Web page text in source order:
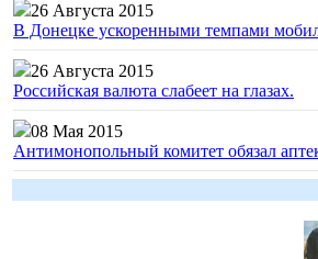
26 Августа 2015
В Донецке ускоренными темпами
26 Августа 2015
Российская валюта слабеет на глазах.
08 Мая 2015
Антимонопольный комитет обязал